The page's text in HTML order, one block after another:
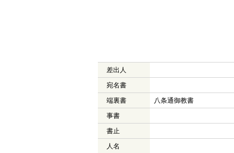
差出人
宛名書
端裏書
八条通御教書
事書
書止
人名